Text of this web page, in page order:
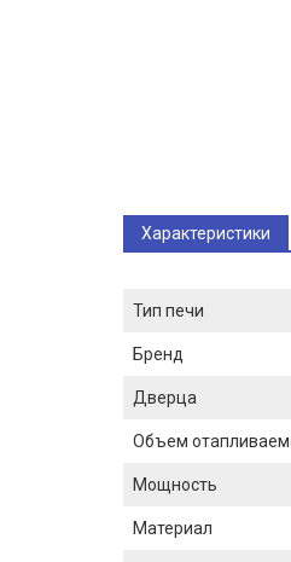
Характеристики
Тип печи
Бренд
Дверца
Объем
Мощность
Материал